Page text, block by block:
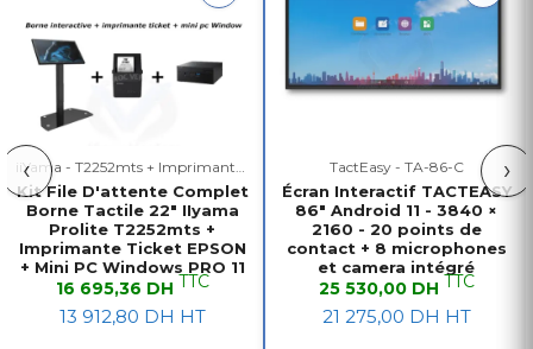
‹ ›
Kit File D'attente Complet
Borne Tactile 22" IIyama
Prolite T2252mts +
Imprimante Ticket EPSON
+ Mini PC Windows PRO 11
16 695,36 DH TTC
13 912,80 DH HT
TactEasy - TA-86-C
Écran Interactif TACTEASY
86" Android 11 - 3840 ×
2160 - 20 points de
contact + 8 microphones
et camera intégré
25 530,00 DH TTC
21 275,00 DH HT